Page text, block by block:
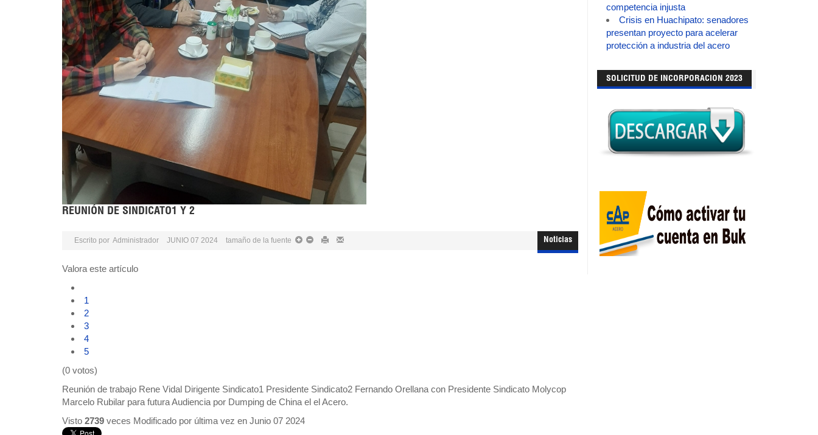
REUNIÓN DE SINDICATO1 Y 2
Noticias
Escrito por Administrador JUNIO 07 2024 tamaño de la fuente
Valora este artículo
1
2
3
4
5
(0 votos)
Reunión de trabajo Rene Vidal Dirigente Sindicato1 Presidente Sindicato2 Fernando Orellana con Presidente Sindicato Molycop
Marcelo Rubilar para futura Audiencia por Dumping de China el el Acero.
Visto 2739 veces Modificado por última vez en Junio 07 2024
competencia injusta
Crisis en Huachipato: senadores
presentan proyecto para acelerar
protección a industria del acero
SOLICITUD DE INCORPORACION 2023